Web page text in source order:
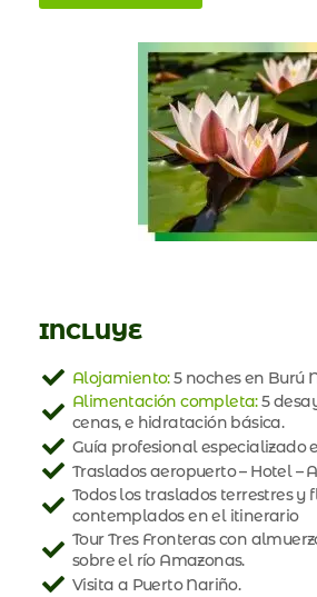
INCLUYE
Alojamiento:5 noches en Burú
Alimentación completa:5
cenas, e hidratación básica.
Guía profesional especializado
Traslados aeropuerto – Hotel –
Todos los traslados terrestres y
contemplados en el itinerario
Tour Tres Fronteras con
sobre el río Amazonas.
Visita a Puerto Nariño.